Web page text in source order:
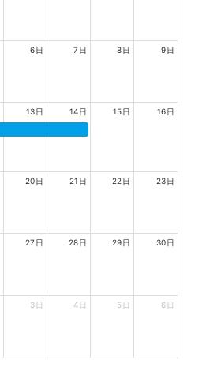
6日 7日 8日 9日
13日 14日 15日 16日
20日 21日 22日 23日
27日 28日 29日 30日
3日 4日 5日 6日